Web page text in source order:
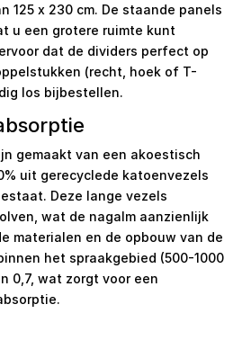
125 x 230 cm. De staande panels
u een grotere ruimte kunt
dat de dividers perfect op
(recht, hoek of T-
los bijbestellen.
gemaakt van een akoestisch
uit gerecyclede katoenvezels
Deze lange vezels
wat de nagalm aanzienlijk
materialen en de opbouw van de
het spraakgebied (500-1000
0,7, wat zorgt voor een